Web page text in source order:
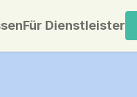
Für Dienstleister